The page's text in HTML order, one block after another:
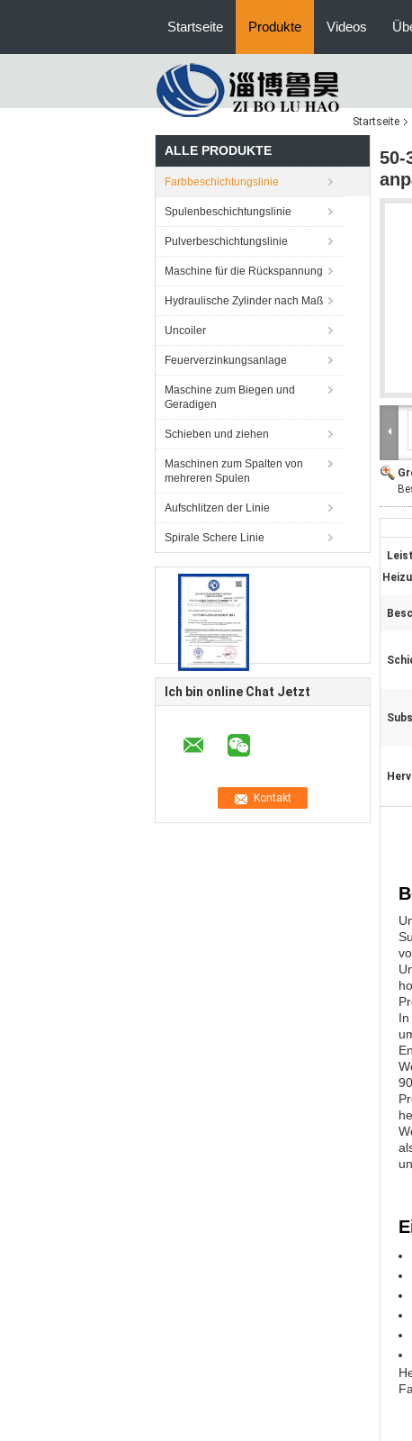
Startseite Produkte Videos
Startseite
ALLE PRODUKTE
Farbbeschichtungslinie
Spulenbeschichtungslinie
Pulverbeschichtungslinie
Maschine für die Rückspannung
Hydraulische Zylinder nach Maß
Uncoiler
Feuerverzinkungsanlage
Maschine zum Biegen und
Geradigen
Schieben und ziehen
Maschinen zum Spalten von
mehreren Spulen
Aufschlitzen der Linie
Spirale Schere Linie
Ich bin online Chat Jetzt
50-